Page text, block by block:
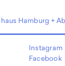
Hamburg +
Instagram
Facebook